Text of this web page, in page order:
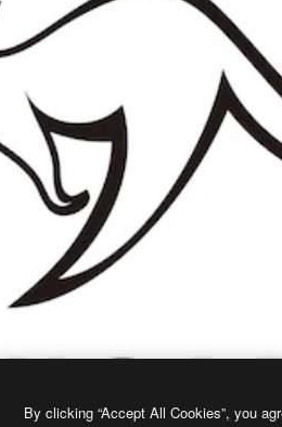
By clicking “Accept All Cookies”, you